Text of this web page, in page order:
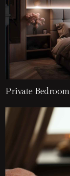
Private Bedroom